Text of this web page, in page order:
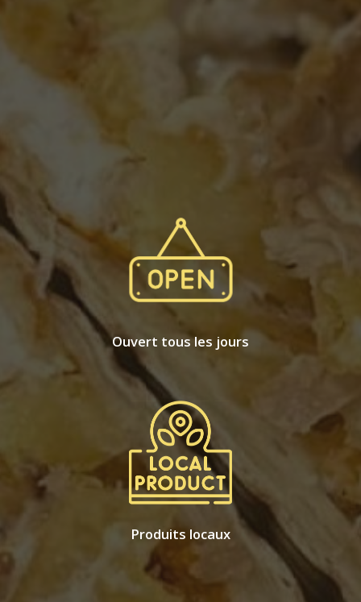
Ouvert tous les jours
Produits locaux